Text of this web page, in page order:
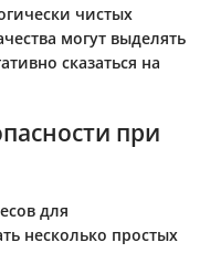
чистых
могут выделять
сказаться на
при
для
несколько простых